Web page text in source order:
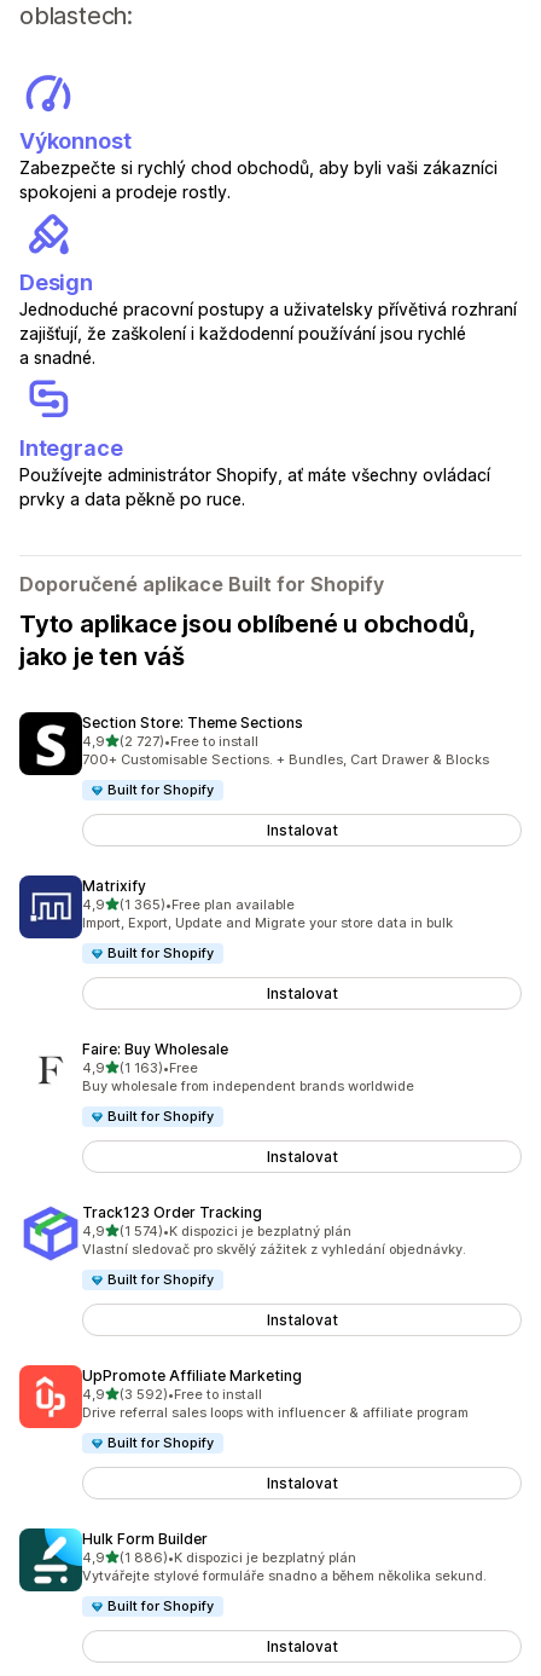
oblastech:
Výkonnost
Zabezpečte si rychlý chod obchodů, aby byli vaši zákazníci
spokojeni a prodeje rostly.
Design
Jednoduché pracovní postupy a uživatelsky přívětivá rozhraní
zajišťují, že zaškolení i každodenní používání jsou rychlé
a snadné.
Integrace
Používejte administrátor Shopify, ať máte všechny ovládací
prvky a data pěkně po ruce.
Doporučené aplikace Built for Shopify
Tyto aplikace jsou oblíbené u obchodů,
jako je ten váš
Section Store: Theme Sections
4,9z 5 hvězd
(2 727)
Celkový počet recenzí: 2727
•Free to install
700+ Customisable Sections. + Bundles, Cart Drawer & Blocks
Built for Shopify
Instalovat
Matrixify
4,9z 5 hvězd
(1 365)
Celkový počet recenzí: 1365
•Free plan available
Import, Export, Update and Migrate your store data in bulk
Built for Shopify
Instalovat
Faire: Buy Wholesale
4,9z 5 hvězd
(1 163)
Celkový počet recenzí: 1163
•Free
Buy wholesale from independent brands worldwide
Built for Shopify
Instalovat
Track123 Order Tracking
4,9z 5 hvězd
(1 574)
Celkový počet recenzí: 1574
•K dispozici je bezplatný plán
Vlastní sledovač pro skvělý zážitek z vyhledání objednávky.
Built for Shopify
Instalovat
UpPromote Affiliate Marketing
4,9z 5 hvězd
(3 592)
Celkový počet recenzí: 3592
•Free to install
Drive referral sales loops with influencer & affiliate program
Built for Shopify
Instalovat
Hulk Form Builder
4,9z 5 hvězd
(1 886)
Celkový počet recenzí: 1886
•K dispozici je bezplatný plán
Vytvářejte stylové formuláře snadno a během několika sekund.
Built for Shopify
Instalovat